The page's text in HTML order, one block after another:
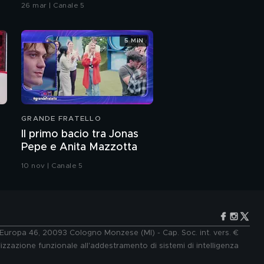
La colomba Lemme
La nuova vita di
Mariella
testimonianze choc
26 mar | Canale 5
GRANDE FRATELLO
Il primo bacio tra Jonas
Pepe e Anita Mazzotta
10 nov | Canale 5
5 MIN
46, 20093 Cologno Monzese (MI) - Cap. Soc. int. vers. €
funzionale all'addestramento di sistemi di intelligenza